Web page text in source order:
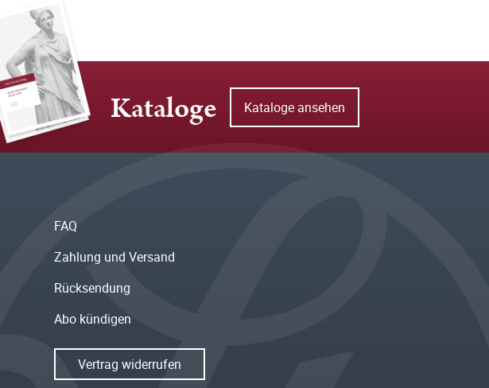
Kataloge Kataloge ansehen
FAQ
Zahlung und Versand
Rücksendung
Abo kündigen
Vertrag widerrufen